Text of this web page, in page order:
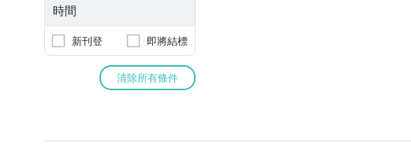
時間
新刊登 即將結標
清除所有條件